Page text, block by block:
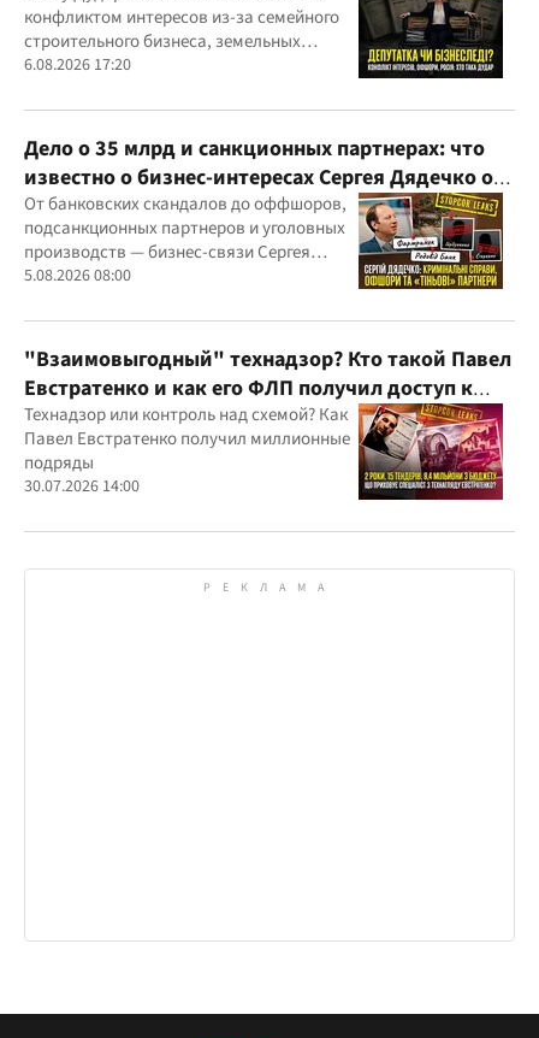
конфликтом интересов из-за семейного
строительного бизнеса, земельных
скандалов, судебных дел
6.08.2026 17:20
Дело о 35 млрд и санкционных партнерах: что
известно о бизнес-интересах Сергея Дядечко от
"Родовид Банка" до "ФАРМАСЕЛ"
От банковских скандалов до оффшоров,
подсанкционных партнеров и уголовных
производств — бизнес-связи Сергея
Дядечко до сих пор простираются через
юрисдикций
5.08.2026 08:00
"Взаимовыгодный" технадзор? Кто такой Павел
Евстратенко и как его ФЛП получил доступ к
бюджетным миллионам?
Технадзор или контроль над схемой? Как
Павел Евстратенко получил миллионные
подряды
30.07.2026 14:00